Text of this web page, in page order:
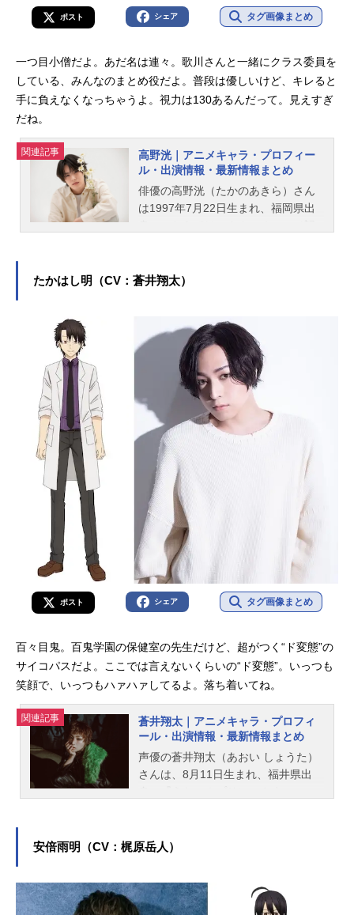
ポスト シェア タグ画像まとめ
一つ目小僧だよ。あだ名は連々。歌川さんと一緒にクラス委員を
している、みんなのまとめ役だよ。普段は優しいけど、キレると
手に負えなくなっちゃうよ。視力は130あるんだって。見えすぎ
だね。
関連記事
高野洸｜アニメキャラ・プロフィー
ル・出演情報・最新情報まとめ
俳優の高野洸（たかのあきら）さん
は1997年7月22日生まれ、福岡県出
たかはし明（CV：蒼井翔太）
ポスト シェア タグ画像まとめ
百々目鬼。百鬼学園の保健室の先生だけど、超がつく“ド変態”の
サイコパスだよ。ここでは言えないくらいの“ド変態”。いっつも
笑顔で、いっつもハァハァしてるよ。落ち着いてね。
関連記事
蒼井翔太｜アニメキャラ・プロフィ
ール・出演情報・最新情報まとめ
声優の蒼井翔太（あおい しょうた）
さんは、8月11日生まれ、福井県出
してしまった…』ジオルド・スティ
は、蒼井翔太さんのオススメ記事を
安倍雨明（CV：梶原岳人）